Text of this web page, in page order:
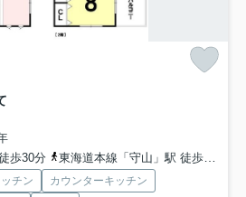
歩30分
東海道本線「守山」駅 徒歩45分
チン
カウンターキッチン